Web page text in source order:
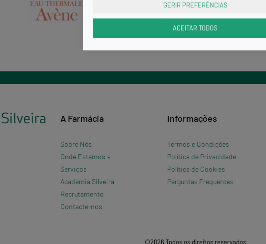
GERIR PREFERÊNCIAS
ACEITAR TODOS
A Farmácia
Sobre Nós
Onde Estamos »
Serviços
Academia Silveira
Recrutamento
Contacte-nos
Informações
Termos e Condições
Política de Privacidade
Política de Cookies
Perguntas Frequentes
©2026 Todos os direitos reservados